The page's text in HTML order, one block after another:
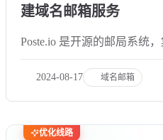
建域名邮箱服务
Poste.io 是开源的邮局系统
通过 Docker 几分钟就可以
2024-08-17 域名邮箱
优化线路